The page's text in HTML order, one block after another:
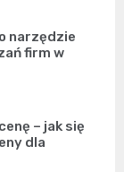
narzędzie
firm w
– jak się
dla